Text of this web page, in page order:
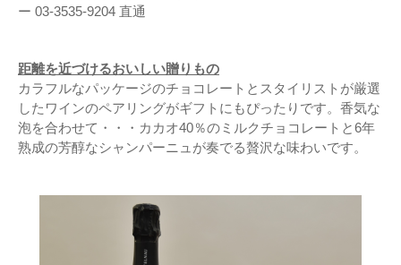
ー 03-3535-9204 直通
距離を近づけるおいしい贈りもの
カラフルなパッケージのチョコレートとスタイリストが厳選
したワインのペアリングがギフトにもぴったりです。香気な
泡を合わせて・・・カカオ40％のミルクチョコレートと6年
熟成の芳醇なシャンパーニュが奏でる贅沢な味わいです。